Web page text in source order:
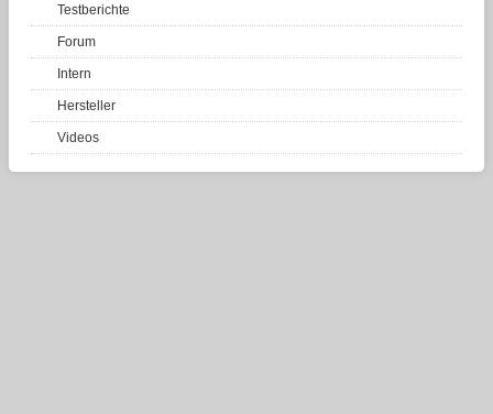
Testberichte
Forum
Intern
Hersteller
Videos